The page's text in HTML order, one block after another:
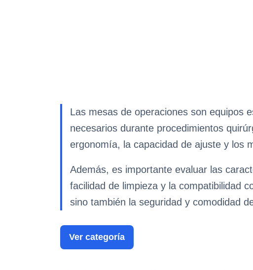
Las mesas de operaciones son equipos
necesarios durante procedimientos
ergonomía, la capacidad de ajuste y los
Además, es importante evaluar las
facilidad de limpieza y la compatibilidad
sino también la seguridad y comodidad
Ver categoría